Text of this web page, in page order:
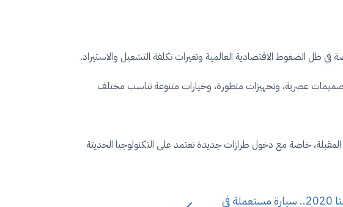
عصرية، وتجهيزات متطورة، وخيارات متنوعة تناسب مختلف
خاصة مع دخول طرازات جديدة تعتمد على التكنولوجيا الحديثة
ألفا روميو جوليتا 2020.. سيارة مستعملة في